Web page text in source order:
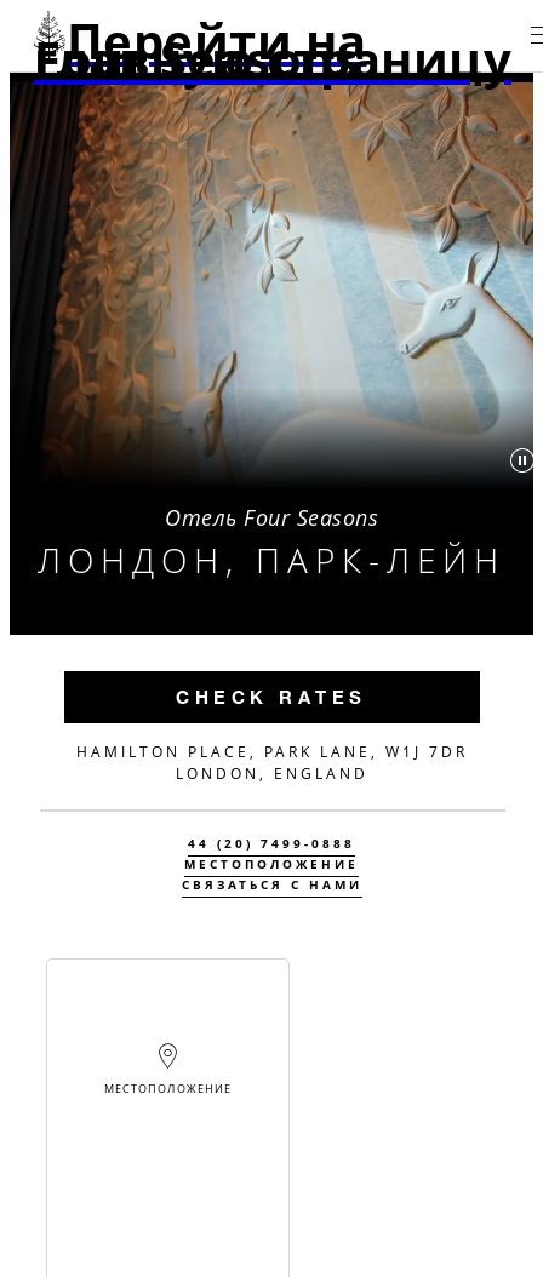
Перейти на
главную страницу Four Seasons
Отель Four Seasons
ЛОНДОН, ПАРК-ЛЕЙН
CHECK RATES
HAMILTON PLACE, PARK LANE, W1J 7DR
LONDON, ENGLAND
44 (20) 7499-0888
МЕСТОПОЛОЖЕНИЕ
СВЯЗАТЬСЯ С НАМИ
МЕСТОПОЛОЖЕНИЕ